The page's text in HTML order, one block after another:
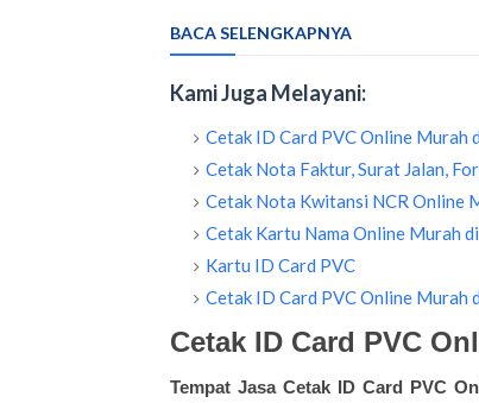
BACA SELENGKAPNYA
Kami Juga Melayani:
Cetak ID Card PVC Online Murah
Cetak Nota Faktur, Surat Jalan,
Cetak Nota Kwitansi NCR Online
Cetak Kartu Nama Online Murah
Kartu ID Card PVC
Cetak ID Card PVC Online Murah
Cetak ID Card PVC
Tempat Jasa Cetak ID Card PVC